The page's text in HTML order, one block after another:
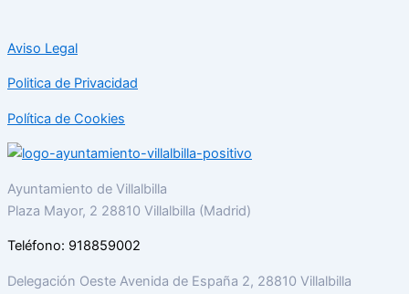
Aviso Legal
Politica de Privacidad
Política de Cookies
Ayuntamiento de Villalbilla
Plaza Mayor, 2 28810 Villalbilla (Madrid)
Teléfono: 918859002
Delegación Oeste Avenida de España 2, 28810 Villalbilla